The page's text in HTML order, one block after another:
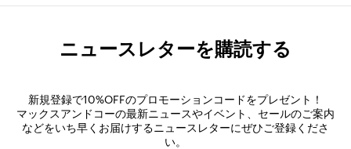
ニュースレターを購読する
新規登録で10%OFFのプロモーションコードをプレゼント！
マックスアンドコーの最新ニュースやイベント、セールのご案内
などをいち早くお届けするニュースレターにぜひご登録くださ
い。